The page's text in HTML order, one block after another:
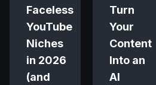
Faceless
YouTube
Niches
in 2026
(and
Turn
Your
Content
Into an
AI